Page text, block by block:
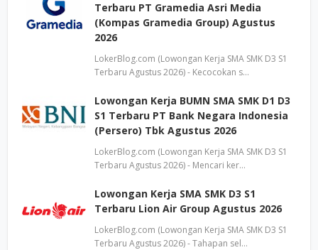
Terbaru PT Gramedia Asri Media
(Kompas Gramedia Group) Agustus
2026
LokerBlog.com (Lowongan Kerja SMA SMK D3 S1
Terbaru Agustus 2026) - Kecocokan s…
Lowongan Kerja BUMN SMA SMK D1 D3
S1 Terbaru PT Bank Negara Indonesia
(Persero) Tbk Agustus 2026
LokerBlog.com (Lowongan Kerja SMA SMK D3 S1
Terbaru Agustus 2026) - Mencari ker…
Lowongan Kerja SMA SMK D3 S1
Terbaru Lion Air Group Agustus 2026
LokerBlog.com (Lowongan Kerja SMA SMK D3 S1
Terbaru Agustus 2026) - Tahapan sel…